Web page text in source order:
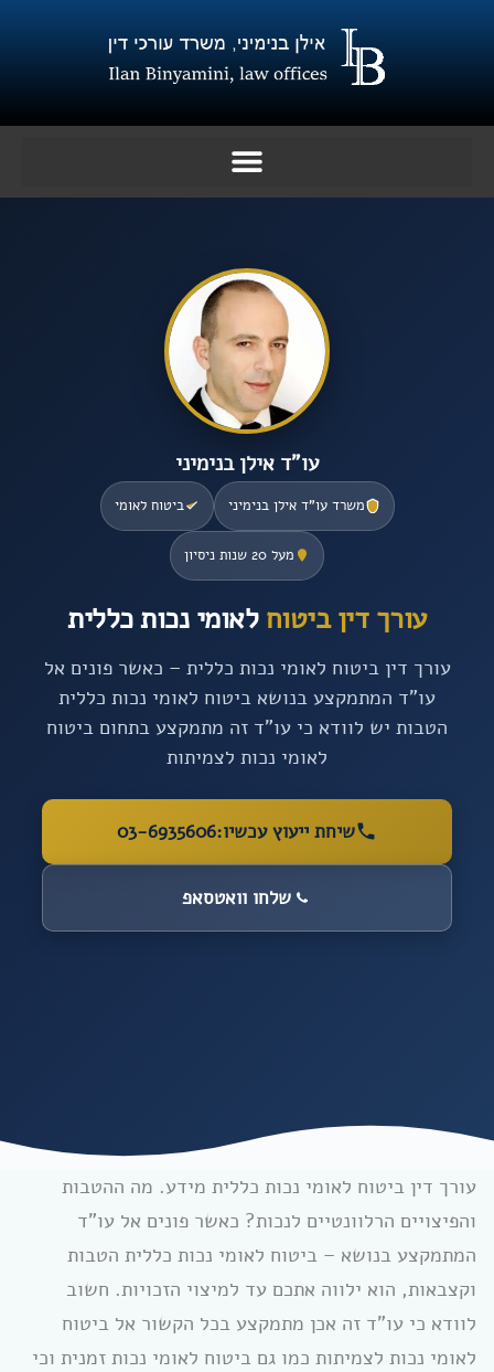
משרד עו”ד אילן בנימיני ביטוח לאומי
מעל 20 שנות ניסיון
עורך דין ביטוח לאומי נכות כללית
עורך דין ביטוח לאומי נכות כללית – כאשר פונים אל
עו”ד המתמקצע בנושא ביטוח לאומי נכות כללית
הטבות יש לוודא כי עו”ד זה מתמקצע בתחום ביטוח
לאומי נכות לצמיתות
שיחת ייעוץ עכשיו:03-6935606
שלחו וואטסאפ
עו”ד אילן בנימיני
עורך דין ביטוח לאומי נכות כללית מידע. מה ההטבות
והפיצויים הרלוונטיים לנכות? כאשר פונים אל עו”ד
המתמקצע בנושא – ביטוח לאומי נכות כללית הטבות
וקצבאות, הוא ילווה אתכם עד למיצוי הזכויות. חשוב
לוודא כי עו”ד זה אכן מתמקצע בכל הקשור אל ביטוח
לאומי נכות לצמיתות כמו גם ביטוח לאומי נכות זמנית וכי